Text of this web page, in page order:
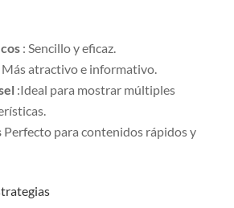
: Sencillo y eficaz.
Más atractivo e informativo.
:Ideal para mostrar múltiples
Perfecto para contenidos rápidos y